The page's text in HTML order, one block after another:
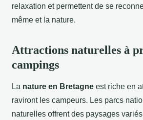
relaxation et permettent de se
même et la nature.
Attractions naturelles à
campings
La nature en Bretagne est riche en
raviront les campeurs. Les parcs
naturelles offrent des paysages